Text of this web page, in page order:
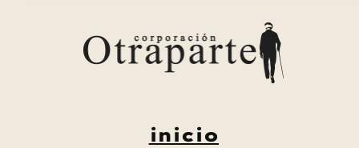
inicio